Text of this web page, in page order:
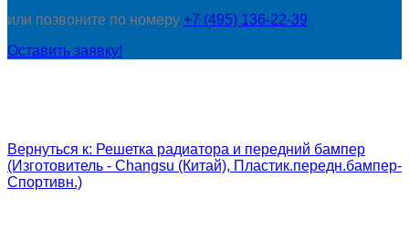
или позвоните по номеру +7 (495) 136-22-39
Оставить заявку!
Вернуться к: Решетка радиатора и передний бампер
(Изготовитель - Changsu (Китай), Пластик.передн.бампер-
Спортивн.)